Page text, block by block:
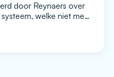
door Reynaers over
welke niet meer
bestond de